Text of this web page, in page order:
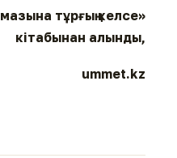
тұрғың келсе»
кітабынан алынды,
ummet.kz